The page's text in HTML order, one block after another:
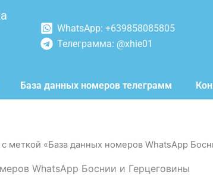
WhatsApp: +639858085805
Телеграмма: @xhie01
База данных номеров телеграмм
меткой «База данных номеров WhatsApp
WhatsApp Боснии и Герцеговины